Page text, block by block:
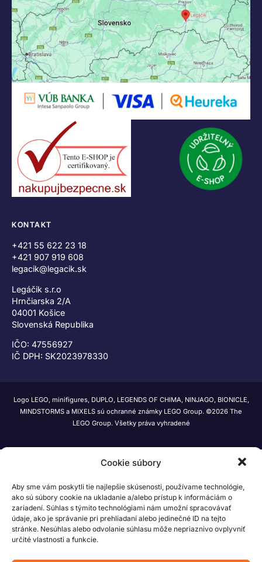
Cookie súbory
Aby sme vám poskytli tie najlepšie skúsenosti, používame technológie,
ako sú súbory cookie na ukladanie a/alebo prístup k informáciám o
zariadení. Súhlas s týmito technológiami nám umožní spracovávať
údaje, ako je správanie pri prehliadaní alebo jedinečné ID na tejto
stránke. Nesúhlas alebo odvolanie súhlasu môže nepriaznivo ovplyvniť
určité vlastnosti a funkcie.
KONTAKT
+421 55 622 23 18
+421 907 919 608
legacik@legacik.sk
Legáčik s.r.o
Hrnčiarska 2/A
04001 Košice
Slovenská Republika
IČO: 47556927
IČ DPH: SK2023978330
Logo LEGO, minifigures, DUPLO, LEGENDS OF CHIMA, NINJAGO, BIONICLE,
MINDSTORMS a MIXELS sú ochranné známky LEGO Group. ©2026 The
LEGO Group. Všetky práva vyhradené